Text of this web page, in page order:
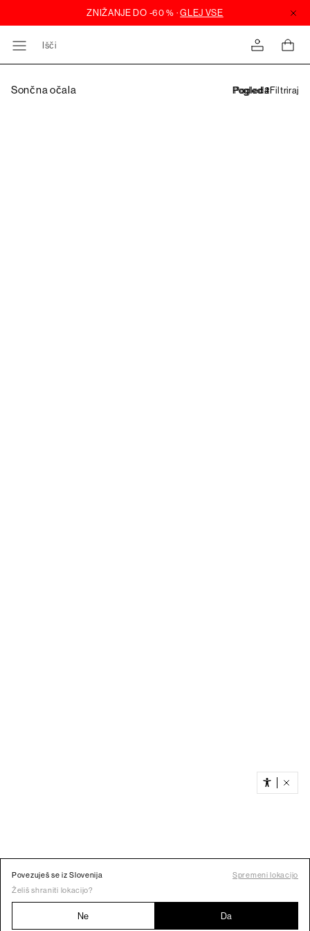
Išči
Sončna očala Filtriraj
Povezuješ se iz Slovenija
Spremeni lokacijo
Želiš shraniti lokacijo?
Ne Da